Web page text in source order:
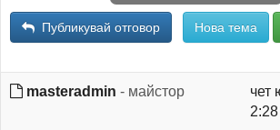
Публикувай отговор Нова тема
masteradmin - майстор
чет